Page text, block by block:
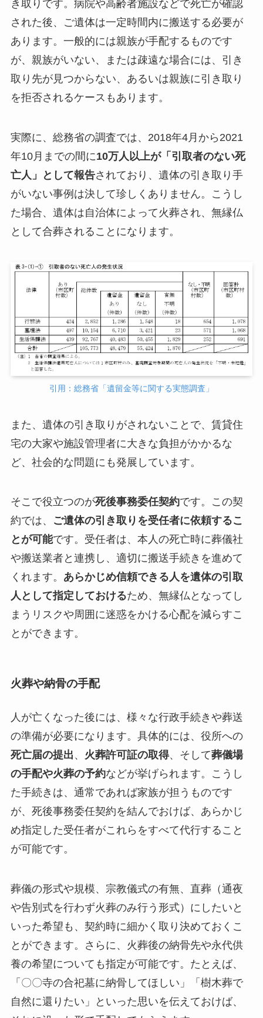
き取りです。病院や高齢者施設などで死亡が確認
された後、ご遺体は一定時間内に搬送する必要が
あります。一般的には親族が手配するものです
が、親族がいない、または疎遠な場合には、引き
取り先が見つからない、あるいは親族に引き取り
を拒否されるケースもあります。
実際に、総務省の調査では、2018年4月から2021
年10月までの間に10万人以上が「引取者のない死
亡人」として報告されており、遺体の引き取り手
がいない事例は決して珍しくありません。こうし
た場合、遺体は自治体によって火葬され、無縁仏
として合葬されることになります。
引用：総務省「遺留金等に関する実態調査」
また、遺体の引き取りがされないことで、賃貸住
宅の大家や施設管理者に大きな負担がかかるな
ど、社会的な問題にも発展しています。
そこで役立つのが死後事務委任契約です。この契
約では、
ご遺体の引き取りを受任者に依頼するこ
とが可能です。受任者は、本人の死亡時に葬儀社
や搬送業者と連携し、適切に搬送手続きを進めて
くれます。 あらかじめ信頼できる人を遺体の引取
人として指定しておけるため、無縁仏となってし
まうリスクや周囲に迷惑をかける心配を減らすこ
とができます。
火葬や納骨の手配
人が亡くなった後には、様々な行政手続きや葬送
の準備が必要になります。具体的には、役所への
死亡届の提出 、 火葬許可証の取得、そして葬儀場
の手配や火葬の予約などが挙げられます。こうし
た手続きは、通常であれば家族が担うものです
が、死後事務委任契約を結んでおけば、あらかじ
め指定した受任者がこれらをすべて代行すること
が可能です。
葬儀の形式や規模、宗教儀式の有無、直葬（通夜
や告別式を行わず火葬のみ行う形式）にしたいと
いった希望も、契約時に細かく取り決めておくこ
とができます。さらに、火葬後の納骨先や永代供
養の希望についても指定が可能です。たとえば、
「〇〇寺の合祀墓に納骨してほしい」「樹木葬で
自然に還りたい」といった思いを伝えておけば、